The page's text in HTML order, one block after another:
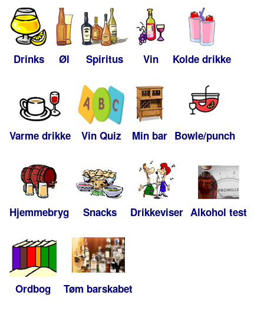
Drinks Øl Spiritus Vin Kolde drikke
Varme drikke Vin Quiz Min bar Bowle/punch
Hjemmebryg Snacks Drikkeviser Alkohol test
Ordbog Tøm barskabet